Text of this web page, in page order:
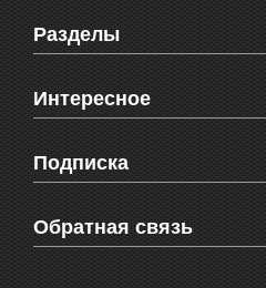
Разделы
Новости Феодосии
Новости Крыма
Мировые новости
Объявления
Здоровье
СМС мнения читателей
Интересное
Видео о Феодосии
Веб-камеры Феодосии
Блоги феодосийцев
Школы Феодосии
Подписка
Печатная версия газеты "Кафа"
RSS
Обратная связь
Рекламодателям